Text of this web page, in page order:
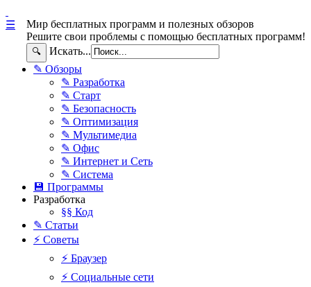
Мир бесплатных программ и полезных обзоров
Решите свои проблемы с помощью бесплатных программ!
🔍 Искать...
☰
✎ Обзоры
✎ Разработка
✎ Старт
✎ Безопасность
✎ Оптимизация
✎ Мультимедиа
✎ Офис
✎ Интернет и Сеть
✎ Система
💾 Программы
Разработка
§§ Код
✎ Статьи
⚡ Советы
⚡ Браузер
⚡ Социальные сети